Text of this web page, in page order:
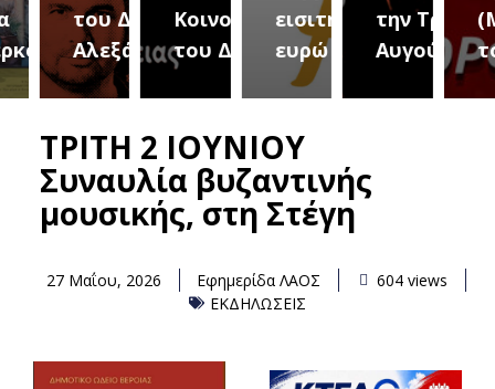
του Δήμου
Αλεξάνδρειας
Κοινοτήτων
του Δήμου
εισιτήριο 2
ευρώ
την Τρίτη 18
Αυγούστουτου
ΤΡΙΤΗ 2 ΙΟΥΝΙΟΥ
Συναυλία βυζαντινής
μουσικής, στη Στέγη
27 Μαΐου, 2026 Εφημερίδα ΛΑΟΣ
604 views
ΕΚΔΗΛΩΣΕΙΣ